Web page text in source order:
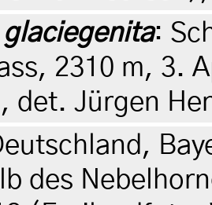
glaciegenita:
2310 m, 3.
det. Jürgen
des